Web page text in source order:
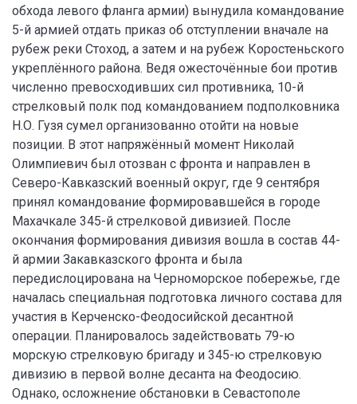
обхода левого фланга армии) вынудила командование
5-й армией отдать приказ об отступлении вначале на
рубеж реки Стоход, а затем и на рубеж Коростеньского
укреплённого района. Ведя ожесточённые бои против
численно превосходивших сил противника, 10-й
стрелковый полк под командованием подполковника
Н.О. Гузя сумел организованно отойти на новые
позиции. В этот напряжённый момент Николай
Олимпиевич был отозван с фронта и направлен в
Северо-Кавказский военный округ, где 9 сентября
принял командование формировавшейся в городе
Махачкале 345-й стрелковой дивизией. После
окончания формирования дивизия вошла в состав 44-
й армии Закавказского фронта и была
передислоцирована на Черноморское побережье, где
началась специальная подготовка личного состава для
участия в Керченско-Феодосийской десантной
операции. Планировалось задействовать 79-ю
морскую стрелковую бригаду и 345-ю стрелковую
дивизию в первой волне десанта на Феодосию.
Однако, осложнение обстановки в Севастополе